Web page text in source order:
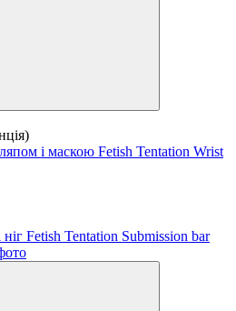
і маскою Fetish Tentation Wrist